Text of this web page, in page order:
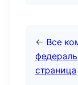
← Все
страница